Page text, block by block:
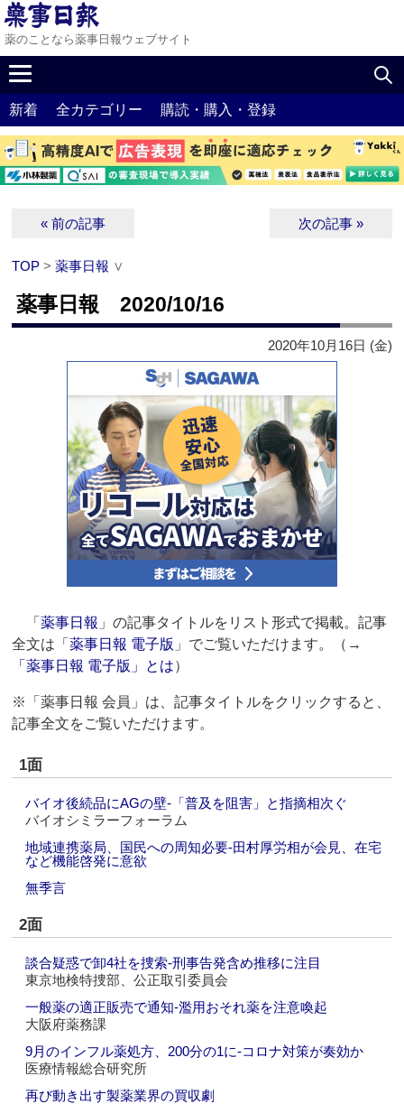
薬のことなら薬事日報ウェブサイト
新着 全カテゴリー 購読・購入・登録
« 前の記事 次の記事 »
TOP >薬事日報 ∨
薬事日報 2020/10/16
2020年10月16日 (金)
「薬事日報 」の記事タイトルをリスト形式で掲載。記事
全文は「薬事日報 電子版 」でご覧いただけます。（→
「薬事日報 電子版」とは）
※「薬事日報 会員」は、記事タイトルをクリックすると、
記事全文をご覧いただけます。
1面
バイオ後続品にAGの壁‐「普及を阻害」と指摘相次ぐ
バイオシミラーフォーラム
地域連携薬局、国民への周知必要‐田村厚労相が会見、在宅
など機能啓発に意欲
無季言
2面
談合疑惑で卸4社を捜索‐刑事告発含め推移に注目
東京地検特捜部、公正取引委員会
一般薬の適正販売で通知‐濫用おそれ薬を注意喚起
大阪府薬務課
9月のインフル薬処方、200分の1に‐コロナ対策が奏効か
医療情報総合研究所
再び動き出す製薬業界の買収劇